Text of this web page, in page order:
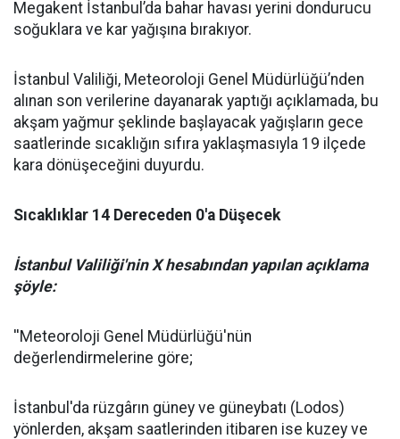
Megakent İstanbul’da bahar havası yerini dondurucu
soğuklara ve kar yağışına bırakıyor.
İstanbul Valiliği, Meteoroloji Genel Müdürlüğü’nden
alınan son verilerine dayanarak yaptığı açıklamada, bu
akşam yağmur şeklinde başlayacak yağışların gece
saatlerinde sıcaklığın sıfıra yaklaşmasıyla 19 ilçede
kara dönüşeceğini duyurdu.
Sıcaklıklar 14 Dereceden 0'a Düşecek
İstanbul Valiliği'nin X hesabından yapılan açıklama
şöyle:
''Meteoroloji Genel Müdürlüğü'nün
değerlendirmelerine göre;
İstanbul'da rüzgârın güney ve güneybatı (Lodos)
yönlerden, akşam saatlerinden itibaren ise kuzey ve